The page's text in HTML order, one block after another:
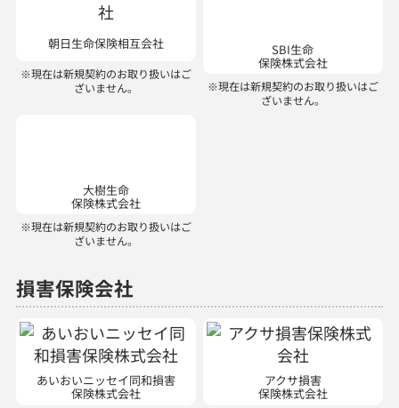
※現在は新規契約のお取り扱いはご
ざいません。
損害保険会社
あいおいニッセイ同和損害
保険株式会社 保険株式会社
AIG損害
保険株式会社
ＳＢＩ損害
保険株式会社